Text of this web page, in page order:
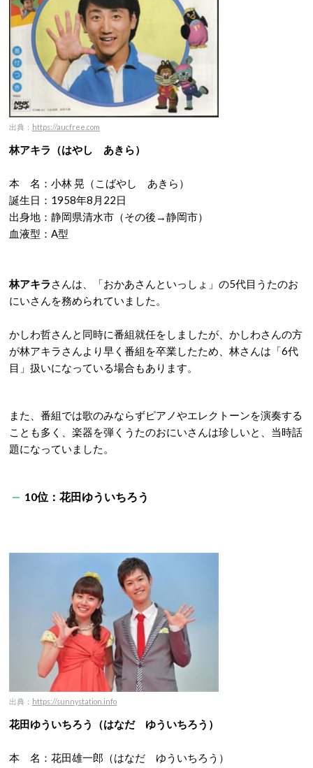
出典： https://aucfree.com
林アキラ（はやし あきら）
本 名：小林 晃（こばやし あきら）
誕生日：1958年8月22日
出身地：静岡県清水市（その後→静岡市）
血液型：A型
林アキラさんは、「おかあさんといっしょ」の5代目うたのお
にいさんを務められていました。
かしわ哲さんと同時に番組就任をしましたが、かしわさんの方
が林アキラさんより早く番組を卒業したため、林さんは「6代
目」扱いになっている場合もあります。
また、番組では歌のみならずピアノやエレクトーンを演奏する
ことも多く、楽器を弾くうたのおにいさんは珍しいと、当時話
題になっていました。
10位：花田ゆういちろう
出典： https://sunnystation.info
花田ゆういちろう（はなだ ゆういちろう）
本 名：花田雄一郎（はなだ ゆういちろう）